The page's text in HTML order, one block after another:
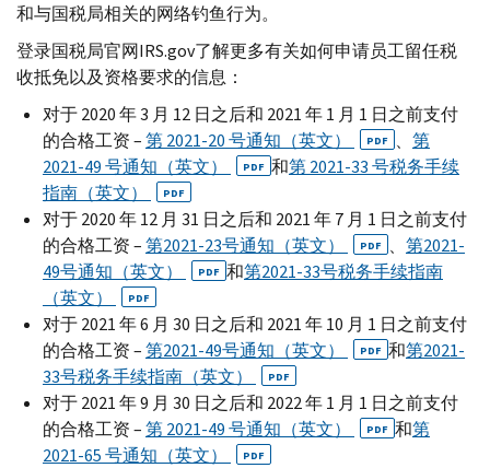
和与国税局相关的网络钓鱼行为。
登录国税局官网IRS.gov了解更多有关如何申请员工留任税
收抵免以及资格要求的信息：
对于 2020 年 3 月 12 日之后和 2021 年 1 月 1 日之前支付
的合格工资 –第 2021-20 号通知（英文） PDF 、 第
2021-49 号通知（英文）
PDF 和第 2021-33 号税务手续
指南（英文）
PDF
对于 2020 年 12 月 31 日之后和 2021 年 7 月 1 日之前支付
的合格工资 –第2021-23号通知（英文） PDF 、 第2021-
49号通知（英文）
PDF 和第2021-33号税务手续指南
（英文）
PDF
对于 2021 年 6 月 30 日之后和 2021 年 10 月 1 日之前支付
的合格工资 –第2021-49号通知（英文） PDF 和第2021-
33号税务手续指南（英文）
PDF
对于 2021 年 9 月 30 日之后和 2022 年 1 月 1 日之前支付
的合格工资 –第 2021-49 号通知（英文） PDF 和第
2021-65 号通知（英文）
PDF